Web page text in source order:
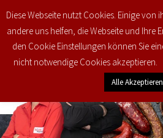
Diese Webseite nutzt Cookies. Einige von
andere uns helfen, die Webseite und Ihre
den Cookie Einstellungen können Sie
nicht notwendige Cookies akzeptieren.
Alle Akzeptieren